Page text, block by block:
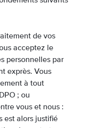
de vos
acceptez le
personnelles par
exprès. Vous
à tout
; ou
vous et nous :
est alors justifié